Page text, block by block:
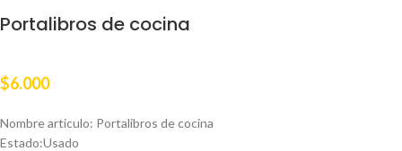
Portalibros de cocina
$6.000
Nombre articulo: Portalibros de cocina
Estado:Usado